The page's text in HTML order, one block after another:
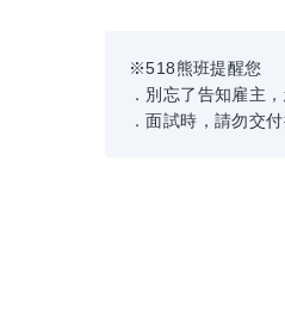
※518熊班提醒您
．別忘了告知雇主
．面試時，請勿交